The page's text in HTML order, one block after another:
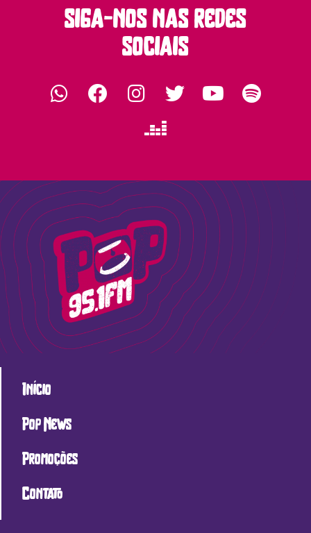
siga-nos nas redes
sociais
Início
Pop News
Promoções
Contato